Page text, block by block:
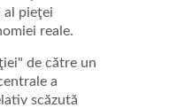
al pieţei
reale.
de către un
a
scăzută